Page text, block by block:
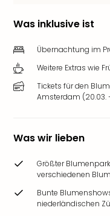
Was inklusive ist
Übernachtung im
Weitere Extras wie
Tickets für den
Amsterdam (20.03.
Was wir lieben
Größter
verschiedenen
Bunte
niederländischen